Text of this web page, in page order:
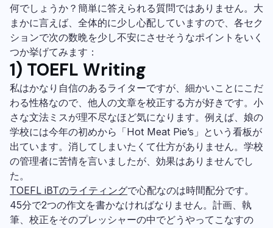
何でしょうか？簡単に答えられる質問ではありません。大
まかに言えば、全体的に少し心配していますので、各セク
ションで次の数晩を少し不安にさせそうなポイントをいく
つか挙げてみます：
1) TOEFL Writing
私はかなり自信のあるライターですが、細かいことにこだ
わる性格なので、他人の文章を校正する方が好きです。小
さな文法ミスが理不尽なほど気になります。例えば、娘の
学校には今年の初めから「Hot Meat Pie’s」という看板が
出ています。消してしまいたくて仕方がありません。学校
の管理者に苦情を言いましたが、効果はありませんでし
た。
TOEFL iBTのライティングで心配なのは時間配分です。
45分で2つの作文を書かなければなりません。計画、執
筆、校正をそのプレッシャーの中でどうやってこなすの